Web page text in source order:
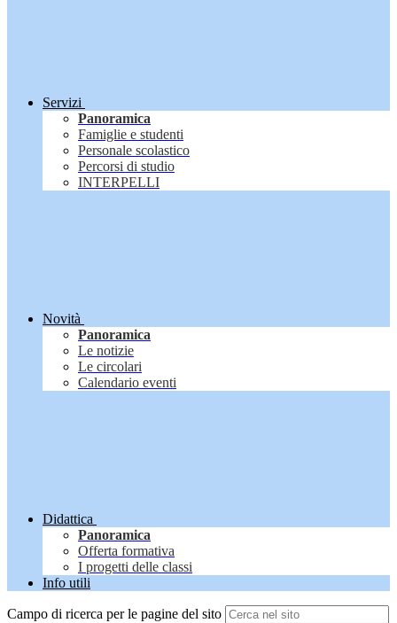
Servizi
Panoramica
Famiglie e studenti
Personale scolastico
Percorsi di studio
INTERPELLI
Novità
Panoramica
Le notizie
Le circolari
Calendario eventi
Didattica
Panoramica
Offerta formativa
I progetti delle classi
Info utili
Campo di ricerca per le pagine del sito